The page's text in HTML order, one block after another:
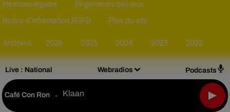
Live : National Webradios Podcasts
Café Con Ron - Klaan
Mentions légales Règlements des jeux
Notice d’information RGPD Plan du site
Archives 2026 2025 2024 2023 2022